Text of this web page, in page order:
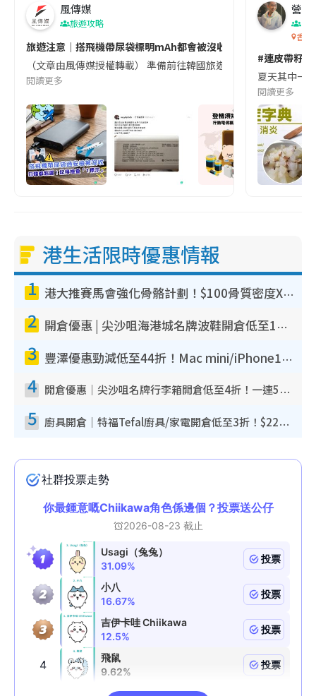
風傳媒
旅遊攻略
旅遊注意｜搭飛機帶尿袋標明mAh都會被沒收😱出發前切記檢查
（文章由風傳媒授權轉載） 準備前往韓國旅遊的民眾，近期要
閱讀更多
營養
香港
#連皮帶籽
夏天其中一
閱讀更多
港生活限時優惠情報
1 港大推賽馬會強化骨骼計劃！$100骨質密度X光檢查 完成免費運動訓練送超市禮券！附參加資格
2 開倉優惠 | 尖沙咀海港城名牌波鞋開倉低至1折！On鞋$899起／Joy&Peace鞋履$98起
3 豐澤優惠勁減低至44折！Mac mini/iPhone17Pro大減價！廚房家電$220起
4 開倉優惠｜尖沙咀名牌行李箱開倉低至4折！一連5日 American Tourister/ace./Hallmark $200起！
5 廚具開倉｜特福Tefal廚具/家電開倉低至3折！$220起買平底鍋/炒鑊/湯煲！電飯煲/吸塵機/燙斗$418起